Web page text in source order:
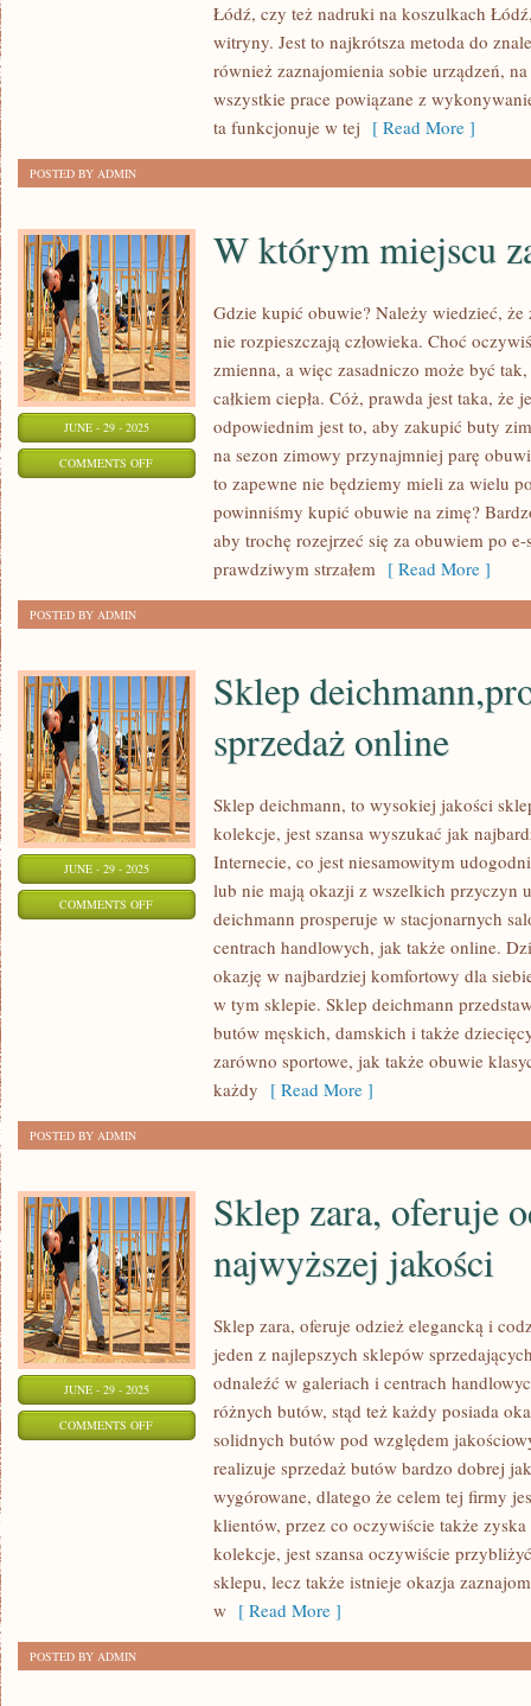
Łódź, czy też nadruki na koszulkach
witryny. Jest to najkrótsza metoda do
również zaznajomienia sobie urządzeń,
wszystkie prace powiązane z
ta funkcjonuje w tej [ Read More ]
POSTED BY ADMIN
JUNE - 29 - 2025
COMMENTS OFFON
W którym miejscu
Gdzie kupić obuwie? Należy wiedzieć,
nie rozpieszczają człowieka. Choć
zmienna, a więc zasadniczo może być
całkiem ciepła. Cóż, prawda jest taka, że
odpowiednim jest to, aby zakupić buty
na sezon zimowy przynajmniej parę
to zapewne nie będziemy mieli za wielu
powinniśmy kupić obuwie na zimę?
aby trochę rozejrzeć się za obuwiem po
prawdziwym strzałem [ Read More ]
POSTED BY ADMIN
JUNE - 29 - 2025
COMMENTS OFFON
Sklep
sprzedaż online
Sklep deichmann, to wysokiej jakości
kolekcje, jest szansa wyszukać jak
Internecie, co jest niesamowitym
lub nie mają okazji z wszelkich przyczyn
deichmann prosperuje w stacjonarnych
centrach handlowych, jak także online.
okazję w najbardziej komfortowy dla
w tym sklepie. Sklep deichmann
butów męskich, damskich i także
zarówno sportowe, jak także obuwie
każdy [ Read More ]
POSTED BY ADMIN
JUNE - 29 - 2025
COMMENTS OFFON
Sklep zara, oferuje
najwyższej jakości
Sklep zara, oferuje odzież elegancką i
jeden z najlepszych sklepów
odnaleźć w galeriach i centrach
różnych butów, stąd też każdy posiada
solidnych butów pod względem
realizuje sprzedaż butów bardzo dobrej
wygórowane, dlatego że celem tej firmy
klientów, przez co oczywiście także
kolekcje, jest szansa oczywiście
sklepu, lecz także istnieje okazja
w [ Read More ]
POSTED BY ADMIN